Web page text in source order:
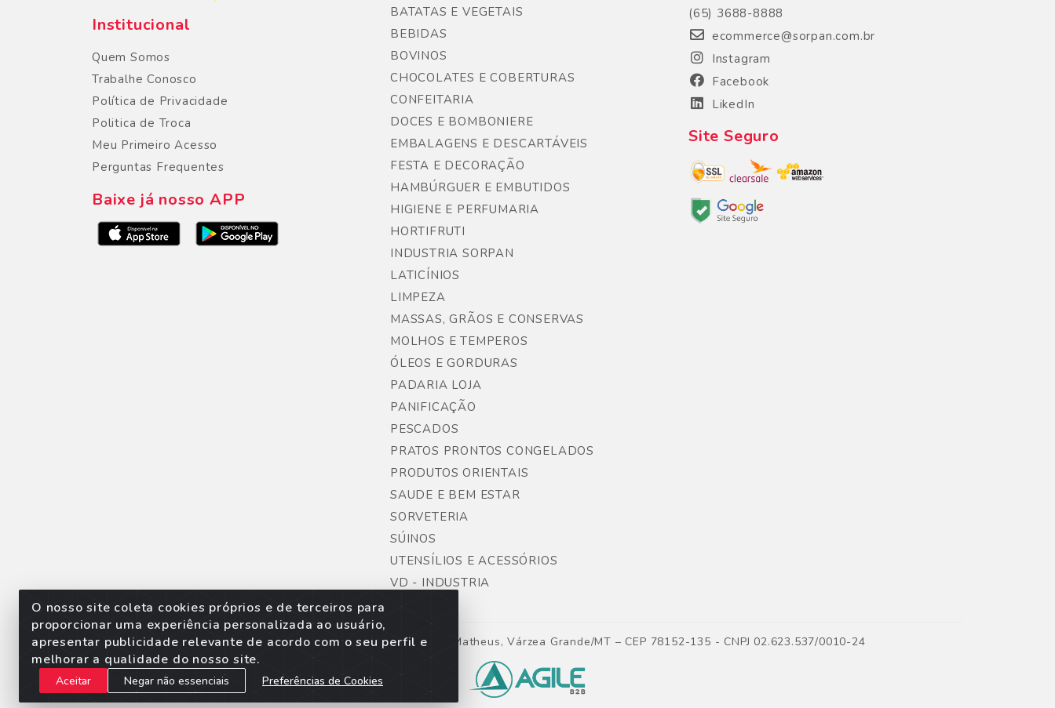
O nosso site coleta cookies próprios e de terceiros para
proporcionar uma experiência personalizada ao usuário,
apresentar publicidade relevante de acordo com o seu perfil e
melhorar a qualidade do nosso site.
Aceitar Negar não essenciais Preferências de Cookies
Institucional
Quem Somos
Trabalhe Conosco
Política de Privacidade
Politica de Troca
Meu Primeiro Acesso
Perguntas Frequentes
Baixe já nosso APP
BATATAS E VEGETAIS
BEBIDAS
BOVINOS
CHOCOLATES E COBERTURAS
CONFEITARIA
DOCES E BOMBONIERE
EMBALAGENS E DESCARTÁVEIS
FESTA E DECORAÇÃO
HAMBÚRGUER E EMBUTIDOS
HIGIENE E PERFUMARIA
HORTIFRUTI
INDUSTRIA SORPAN
LATICÍNIOS
LIMPEZA
MASSAS, GRÃOS E CONSERVAS
MOLHOS E TEMPEROS
ÓLEOS E GORDURAS
PADARIA LOJA
PANIFICAÇÃO
PESCADOS
PRATOS PRONTOS CONGELADOS
PRODUTOS ORIENTAIS
SAUDE E BEM ESTAR
SORVETERIA
SÚINOS
UTENSÍLIOS E ACESSÓRIOS
VD - INDUSTRIA
(65) 3688-8888
ecommerce@sorpan.com.br
Instagram
Facebook
LikedIn
Site Seguro
Sorpan - Rodovia dos Imigrantes, Lote 06, São Matheus, Várzea Grande/MT – CEP 78152-135 - CNPJ 02.623.537/0010-24